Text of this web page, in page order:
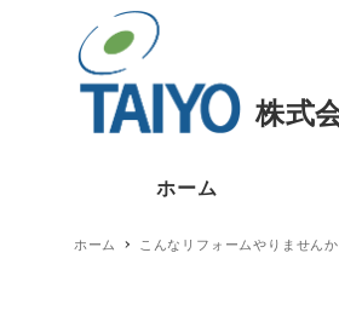
ホーム
ホーム こんなリフォームやりません